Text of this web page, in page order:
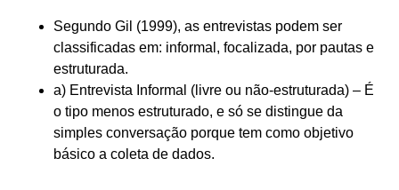
Segundo Gil (1999), as entrevistas podem ser
classificadas em: informal, focalizada, por pautas e
estruturada.
a) Entrevista Informal (livre ou não-estruturada) – É
o tipo menos estruturado, e só se distingue da
simples conversação porque tem como objetivo
básico a coleta de dados.